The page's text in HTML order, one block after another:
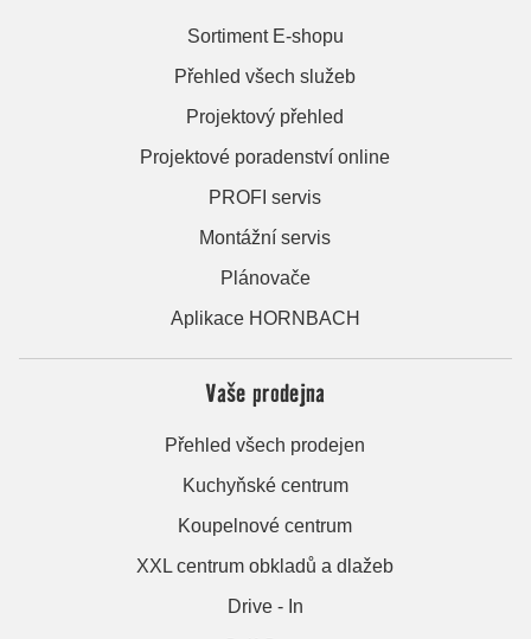
Sortiment E-shopu
Přehled všech služeb
Projektový přehled
Projektové poradenství online
PROFI servis
Montážní servis
Plánovače
Aplikace HORNBACH
Vaše prodejna
Přehled všech prodejen
Kuchyňské centrum
Koupelnové centrum
XXL centrum obkladů a dlažeb
Drive - In